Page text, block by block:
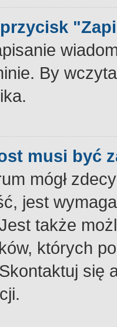
przycisk
By
musi być
mógł
jest
także
których
się